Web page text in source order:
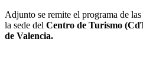
Adjunto se remite el programa de
la sede del Centro de Turismo
de Valencia.